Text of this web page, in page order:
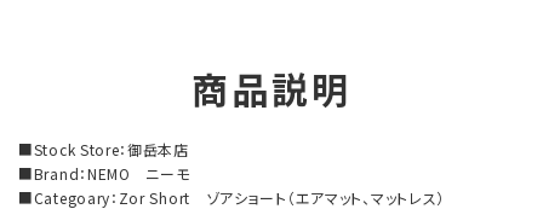
商品説明
■Stock Store：御岳本店
■Brand：NEMO ニーモ
■Categoary：Zor Short ゾアショート（エアマット、マットレス）